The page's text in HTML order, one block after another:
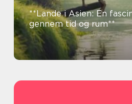
**Lande i Asien: En
gennem tid og rum**